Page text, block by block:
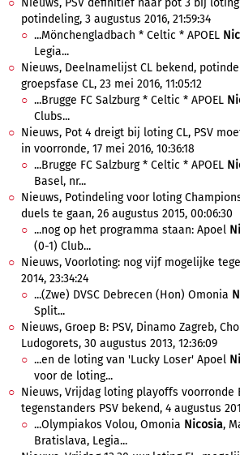
Nieuws, PSV definitief naar pot 3 bij
potindeling, 3 augustus 2016, 21:59:34
...Mönchengladbach * Celtic * APOEL
Legia...
Nieuws, Deelnamelijst CL bekend,
groepsfase CL, 23 mei 2016, 11:05:12
...Brugge FC Salzburg * Celtic * APOEL
Clubs...
Nieuws, Pot 4 dreigt bij loting CL, PSV
in voorronde, 17 mei 2016, 10:36:18
...Brugge FC Salzburg * Celtic * APOEL
Basel, nr...
Nieuws, Potindeling voor loting
duels te gaan, 26 augustus 2015, 00:06:30
...nog op het programma staan: Apoel
(0-1) Club...
Nieuws, Voorloting: nog vijf mogelijke
2014, 23:34:24
...(Zwe) DVSC Debrecen (Hon) Omonia
Split...
Nieuws, Groep B: PSV, Dinamo Zagreb,
Ludogorets, 30 augustus 2013, 12:36:09
...en de loting van 'Lucky Loser' Apoel
voor de loting...
Nieuws, Vrijdag loting playoffs voorronde
tegenstanders PSV bekend, 4 augustus
...Olympiakos Volou, Omonia Nicosia,
Bratislava, Legia...